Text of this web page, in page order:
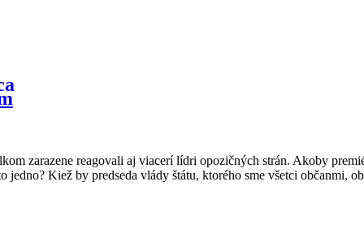
zarazene reagovali aj viacerí lídri opozičných strán. Akoby
Kiež by predseda vlády štátu, ktorého sme všetci občanmi,